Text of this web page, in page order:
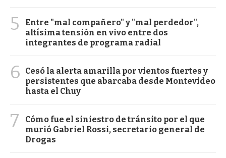
5
Entre "mal compañero" y "mal perdedor",
altísima tensión en vivo entre dos
integrantes de programa radial
6
Cesó la alerta amarilla por vientos fuertes y
persistentes que abarcaba desde Montevideo
hasta el Chuy
7
Cómo fue el siniestro de tránsito por el que
murió Gabriel Rossi, secretario general de
Drogas